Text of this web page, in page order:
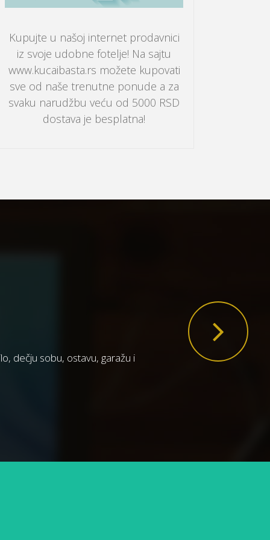
Kupujte u našoj internet prodavnici
iz svoje udobne fotelje! Na sajtu
www.kucaibasta.rs možete kupovati
sve od naše trenutne ponude a za
svaku narudžbu veću od 5000 RSD
dostava je besplatna!
dečju sobu, ostavu, garažu i